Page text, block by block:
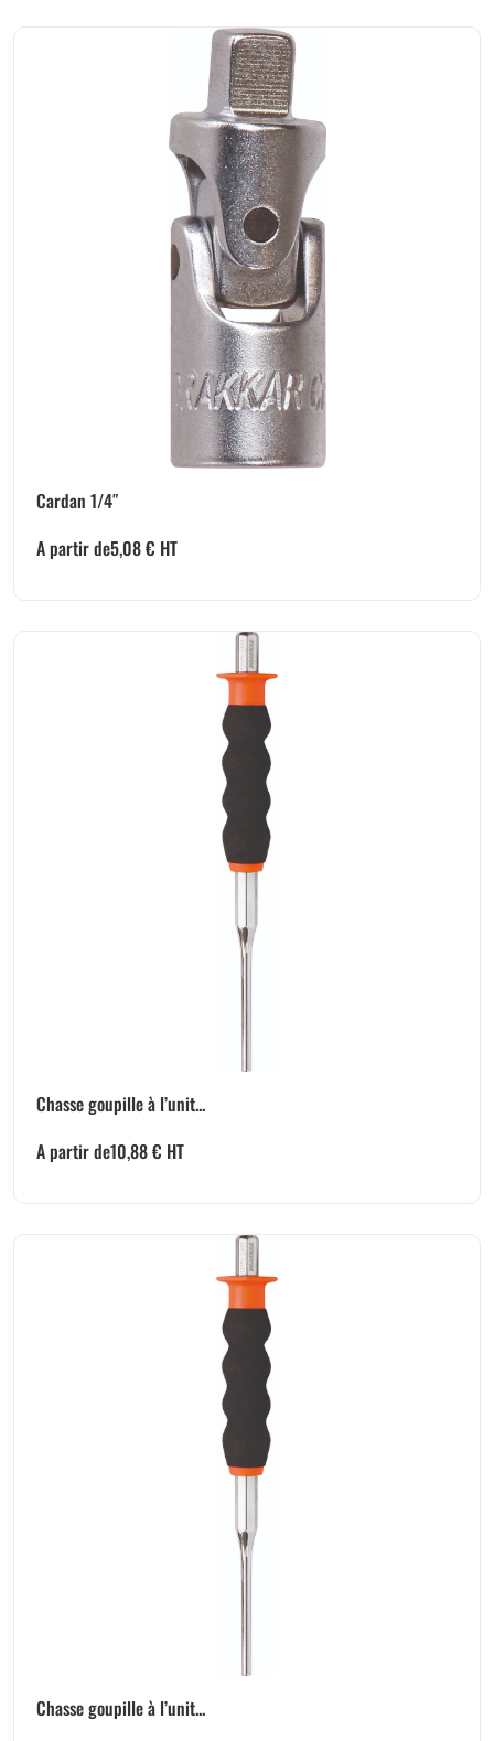
Cardan 1/4″
A partir de5,08€ HT
Chasse goupille à l’unit...
A partir de10,88€ HT
Chasse goupille à l’unit...